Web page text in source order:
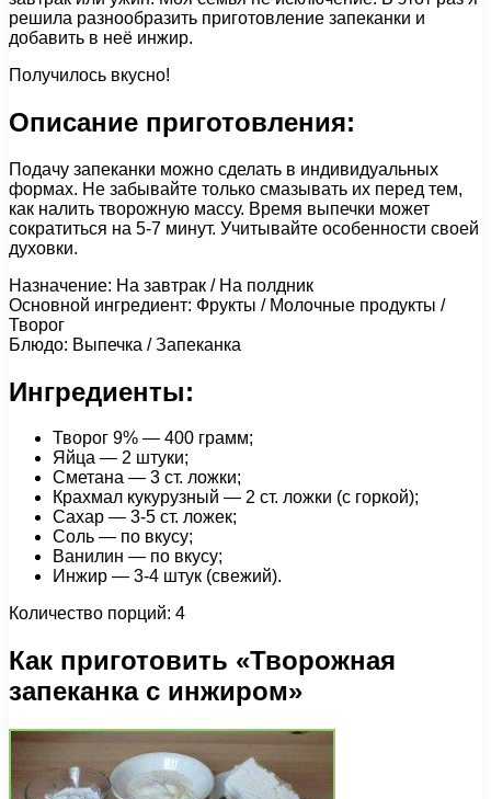
решила разнообразить приготовление запеканки и
добавить в неё инжир.
Получилось вкусно!
Описание приготовления:
Подачу запеканки можно сделать в индивидуальных
формах. Не забывайте только смазывать их перед тем,
как налить творожную массу. Время выпечки может
сократиться на 5-7 минут. Учитывайте особенности своей
духовки.
Назначение: На завтрак / На полдник
Основной ингредиент: Фрукты / Молочные продукты /
Творог
Блюдо: Выпечка / Запеканка
Ингредиенты:
Творог 9% — 400 грамм;
Яйца — 2 штуки;
Сметана — 3 ст. ложки;
Крахмал кукурузный — 2 ст. ложки (с горкой);
Сахар — 3-5 ст. ложек;
Соль — по вкусу;
Ванилин — по вкусу;
Инжир — 3-4 штук (свежий).
Количество порций: 4
Как приготовить «Творожная
запеканка с инжиром»